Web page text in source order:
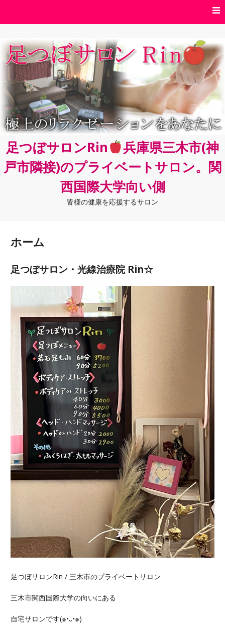
ン
ツ
へ
ス
キ
ッ
プ
足つぼサロンRin
兵庫県三木市(神
戸市隣接)のプライベートサロン。関
西国際大学向い側
皆様の健康を応援するサロン
ホーム
足つぼサロン・光線治療院 Rin☆
足つぼサロンRin / 三木市のプライベートサロン
三木市関西国際大学の向いにある
自宅サロンです(๑•᎑•๑)